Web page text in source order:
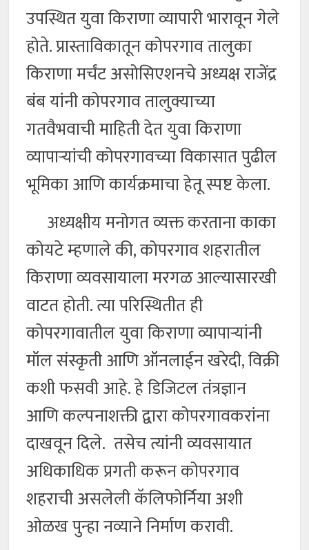
उपस्थित युवा किराणा व्यापारी भारावून गेले
होते. प्रास्ताविकातून कोपरगाव तालुका
किराणा मर्चंट असोसिएशनचे अध्यक्ष राजेंद्र
बंब यांनी कोपरगाव तालुक्याच्या
गतवैभवाची माहिती देत युवा किराणा
व्यापाऱ्यांची कोपरगावच्या विकासात पुढील
भूमिका आणि कार्यक्रमाचा हेतू स्पष्ट केला.
अध्यक्षीय मनोगत व्यक्त करताना काका
कोयटे म्हणाले की, कोपरगाव शहरातील
किराणा व्यवसायाला मरगळ आल्यासारखी
वाटत होती. त्या परिस्थितीत ही
कोपरगावातील युवा किराणा व्यापाऱ्यांनी
मॉल संस्कृती आणि ऑनलाईन खरेदी, विक्री
कशी फसवी आहे. हे डिजिटल तंत्रज्ञान
आणि कल्पनाशक्ती द्वारा कोपरगावकरांना
दाखवून दिले. तसेच त्यांनी व्यवसायात
अधिकाधिक प्रगती करून कोपरगाव
शहराची असलेली कॅलिफोर्निया अशी
ओळख पुन्हा नव्याने निर्माण करावी.